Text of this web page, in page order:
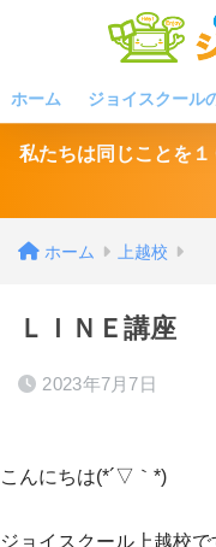
ホーム ジョイスクール
私たちは同じことを
ホーム 上越校
ＬＩＮＥ講座
2023年7月7日
こんにちは(*´▽｀*)
ジョイスクール上越校で